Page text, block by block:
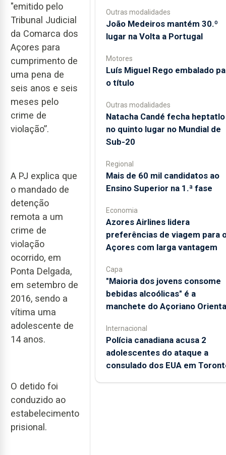
"emitido pelo
Tribunal Judicial
da Comarca dos
Açores para
cumprimento de
uma pena de
seis anos e seis
meses pelo
crime de
violação”.
A PJ explica que
o mandado de
detenção
remota a um
crime de
violação
ocorrido, em
Ponta Delgada,
em setembro de
2016, sendo a
vítima uma
adolescente de
14 anos.
O detido foi
conduzido ao
estabelecimento
prisional.
Outras modalidades
João Medeiros mantém 30.º
lugar na Volta a Portugal
Motores
Luís Miguel Rego embalado
o título
Outras modalidades
Natacha Candé fecha heptatlo
no quinto lugar no Mundial de
Sub-20
Regional
Mais de 60 mil candidatos ao
Ensino Superior na 1.ª fase
Economia
Azores Airlines lidera
preferências de viagem para
Açores com larga vantagem
Capa
"Maioria dos jovens consome
bebidas alcoólicas" é a
manchete do Açoriano
Internacional
Polícia canadiana acusa 2
adolescentes do ataque a
consulado dos EUA em